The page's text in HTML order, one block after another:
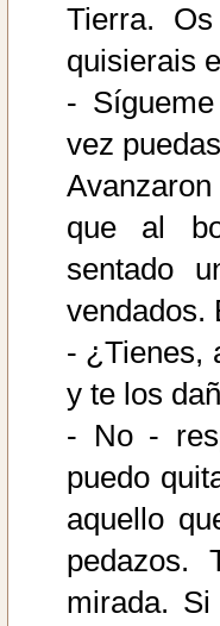
Tierra.
quisierais
-
vez
que al
sentado
vendados.
- ¿Tienes,
y te los
- No -
puedo
aquello
mirada.